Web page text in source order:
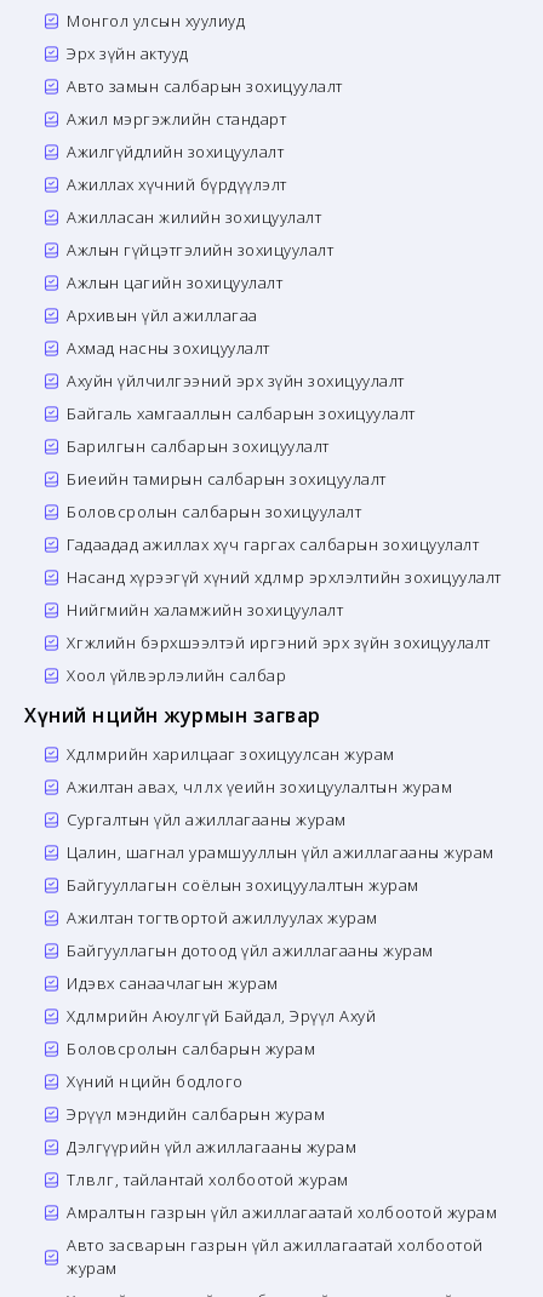
Монгол улсын хуулиуд
Эрх зүйн актууд
Авто замын салбарын зохицуулалт
Ажил мэргэжлийн стандарт
Ажилгүйдлийн зохицуулалт
Ажиллах хүчний бүрдүүлэлт
Ажилласан жилийн зохицуулалт
Ажлын гүйцэтгэлийн зохицуулалт
Ажлын цагийн зохицуулалт
Архивын үйл ажиллагаа
Ахмад насны зохицуулалт
Ахуйн үйлчилгээний эрх зүйн зохицуулалт
Байгаль хамгааллын салбарын зохицуулалт
Барилгын салбарын зохицуулалт
Биеийн тамирын салбарын зохицуулалт
Боловсролын салбарын зохицуулалт
Гадаадад ажиллах хүч гаргах салбарын зохицуулалт
Насанд хүрээгүй хүний хөдөлмөр эрхлэлтийн зохицуулалт
Нийгмийн халамжийн зохицуулалт
Хөгжлийн бэрхшээлтэй иргэний эрх зүйн зохицуулалт
Хоол үйлвэрлэлийн салбар
Хүний нөөцийн журмын загвар
Хөдөлмөрийн харилцааг зохицуулсан журам
Ажилтан авах, чөлөөлөх үеийн зохицуулалтын журам
Сургалтын үйл ажиллагааны журам
Цалин, шагнал урамшууллын үйл ажиллагааны журам
Байгууллагын соёлын зохицуулалтын журам
Ажилтан тогтвортой ажиллуулах журам
Байгууллагын дотоод үйл ажиллагааны журам
Идэвх санаачлагын журам
Хөдөлмөрийн Аюулгүй Байдал, Эрүүл Ахуй
Боловсролын салбарын журам
Хүний нөөцийн бодлого
Эрүүл мэндийн салбарын журам
Дэлгүүрийн үйл ажиллагааны журам
Төлөвлөгөө, тайлантай холбоотой журам
Амралтын газрын үйл ажиллагаатай холбоотой журам
Авто засварын газрын үйл ажиллагаатай холбоотой
журам